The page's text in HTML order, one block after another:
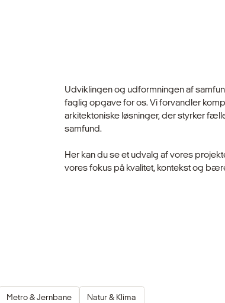
Udviklingen og udformningen af
faglig opgave for os. Vi forvandler
arkitektoniske løsninger, der styrker
samfund.
Her kan du se et udvalg af vores
vores fokus på kvalitet, kontekst og
Metro & Jernbane Natur & Klima